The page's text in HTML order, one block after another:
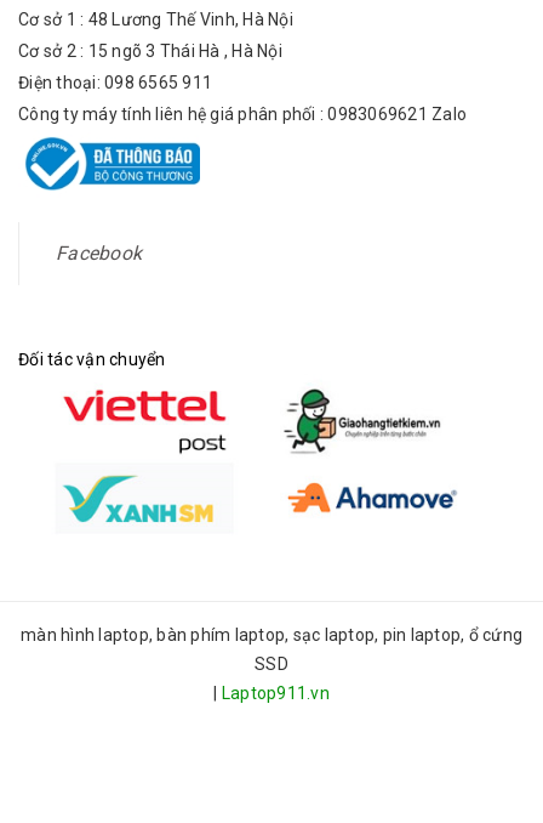
Cơ sở 1 : 48 Lương Thế Vinh, Hà Nội
Cơ sở 2 : 15 ngõ 3 Thái Hà , Hà Nội
Điện thoại: 098 6565 911
Công ty máy tính liên hệ giá phân phối : 0983069621 Zalo
Facebook
Đối tác vận chuyển
màn hình laptop, bàn phím laptop, sạc laptop, pin laptop, ổ cứng
SSD
Laptop911.vn